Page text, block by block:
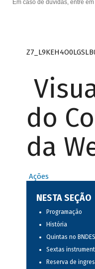
Em caso de dúvidas, entre
do
da
Ações
NESTA SEÇÃO
Programação
História
Quintas no BNDES
Sextas
Reserva de